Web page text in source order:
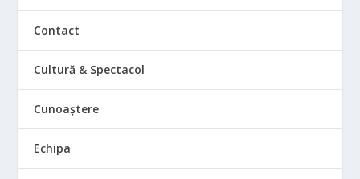
Contact
Cultură & Spectacol
Cunoaștere
Echipa